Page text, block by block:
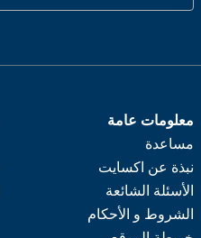
معلومات عامة
مساعدة
نبذة عن اكسايت
الأسئلة الشائعة
الشروط و الأحكام